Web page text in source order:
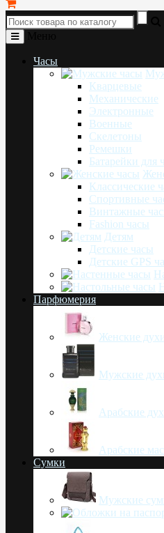
Часы
Кварцевые
Механические
Электронные
Военные
Скелетоны
Ремешки
Батарейки для
Классические
Спортивные
Винтажные
Fashion часы
Детям
Детские часы
Детские GPS
Парфюмерия
Женские духи
Мужские
Арабские
Арабские
Сумки
Мужские